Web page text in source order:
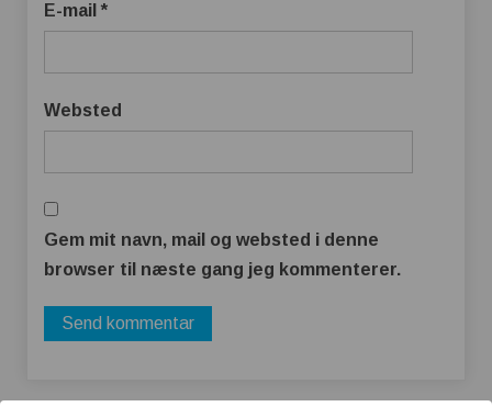
E-mail *
Websted
Gem mit navn, mail og websted i denne
browser til næste gang jeg kommenterer.